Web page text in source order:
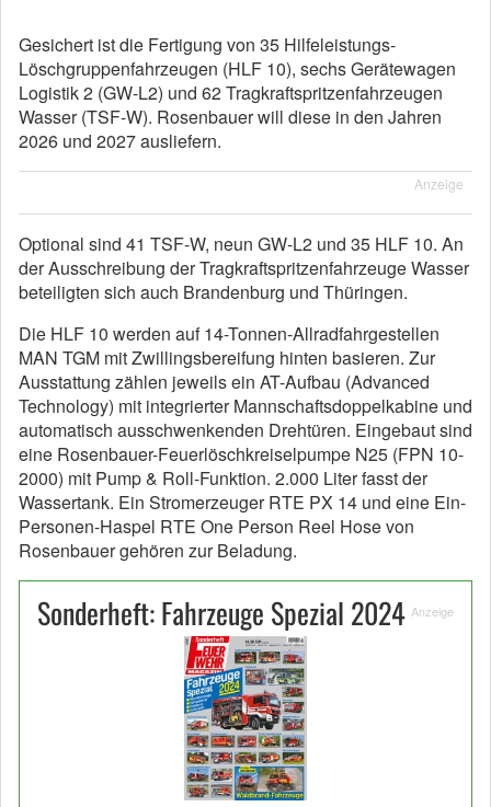
Gesichert ist die Fertigung von 35 Hilfeleistungs-
Löschgruppenfahrzeugen (HLF 10), sechs Gerätewagen
Logistik 2 (GW-L2) und 62 Tragkraftspritzenfahrzeugen
Wasser (TSF-W). Rosenbauer will diese in den Jahren
2026 und 2027 ausliefern.
Anzeige
Optional sind 41 TSF-W, neun GW-L2 und 35 HLF 10. An
der Ausschreibung der Tragkraftspritzenfahrzeuge Wasser
beteiligten sich auch Brandenburg und Thüringen.
Die HLF 10 werden auf 14-Tonnen-Allradfahrgestellen
MAN TGM mit Zwillingsbereifung hinten basieren. Zur
Ausstattung zählen jeweils ein AT-Aufbau (Advanced
Technology) mit integrierter Mannschaftsdoppelkabine und
automatisch ausschwenkenden Drehtüren. Eingebaut sind
eine Rosenbauer-Feuerlöschkreiselpumpe N25 (FPN 10-
2000) mit Pump & Roll-Funktion. 2.000 Liter fasst der
Wassertank. Ein Stromerzeuger RTE PX 14 und eine Ein-
Personen-Haspel RTE One Person Reel Hose von
Rosenbauer gehören zur Beladung.
Sonderheft: Fahrzeuge Spezial 2024 Anzeige